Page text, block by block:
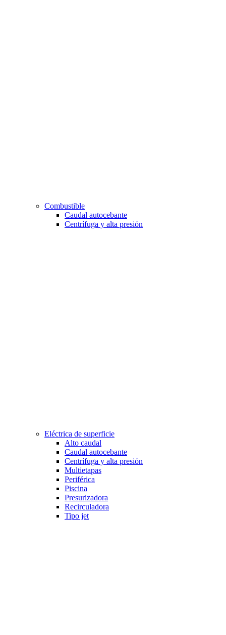
Combustible
Caudal autocebante
Centrífuga y alta presión
Eléctrica de superficie
Alto caudal
Caudal autocebante
Centrífuga y alta presión
Multietapas
Periférica
Piscina
Presurizadora
Recirculadora
Tipo jet